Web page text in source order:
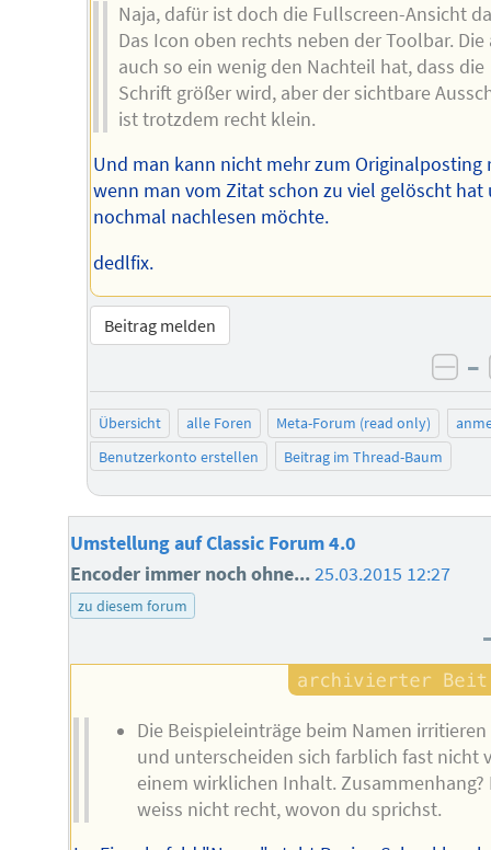
Naja, dafür ist doch die Fullscreen-Ansicht
Das Icon oben rechts neben der Toolbar. Die
auch so ein wenig den Nachteil hat, dass die
Schrift größer wird, aber der sichtbare
ist trotzdem recht klein.
Und man kann nicht mehr zum Originalposting
wenn man vom Zitat schon zu viel gelöscht hat
nochmal nachlesen möchte.
dedlfix.
Beitrag melden
–
Übersicht alle Foren Meta-Forum (read only)
Benutzerkonto erstellen
Beitrag im Thread-Baum
Umstellung auf Classic Forum 4.0
Encoder immer noch ohne...25.03.2015 12:27
zu diesem forum
Die Beispieleinträge beim Namen irritieren
und unterscheiden sich farblich fast nicht
einem wirklichen Inhalt. Zusammenhang?
weiss nicht recht, wovon du sprichst.